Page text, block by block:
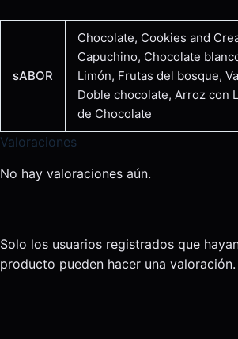
sABOR
Chocolate, Cookies and
Capuchino, Chocolate
Limón, Frutas del bosque,
Doble chocolate, Arroz con
de Chocolate
Valoraciones
No hay valoraciones aún.
Solo los usuarios registrados que
producto pueden hacer una valoración.